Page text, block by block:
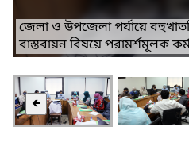
জেলা ও উপজেলা পর্যায়ে
বাস্তবায়ন বিষয়ে পরামর্শমূলক
🡸